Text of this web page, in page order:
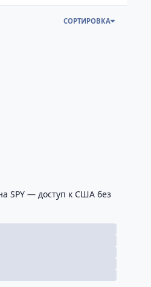
СОРТИРОВКА
SPY — доступ к США без